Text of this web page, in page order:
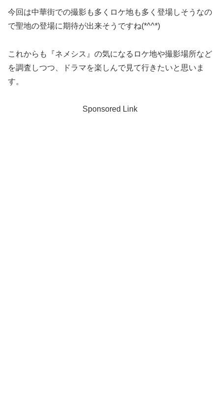
今回は中華街での撮影も多くロケ地も多く登場しそうなの
で聖地の登場に期待が出来そうですね(*^^*)
これからも『ネメシス』の気になるロケ地や撮影場所など
を調査しつつ、ドラマを楽しんで見て行きたいと思いま
す。
Sponsored Link